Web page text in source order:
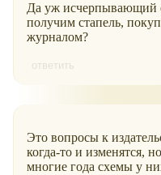
Да уж исчерпывающий
получим стапель,
журналом?
ответить
Это вопросы к
когда-то и изменятся,
многие года схемы у